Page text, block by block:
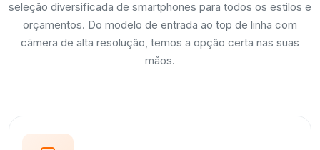
seleção diversificada de smartphones para todos os estilos e
orçamentos. Do modelo de entrada ao top de linha com
câmera de alta resolução, temos a opção certa nas suas
mãos.